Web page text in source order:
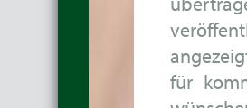
für